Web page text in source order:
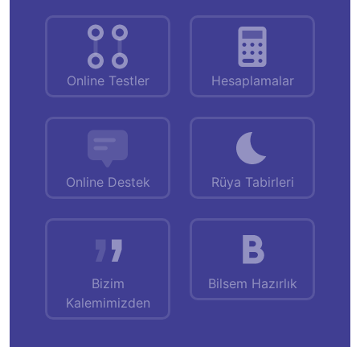
Online Testler Hesaplamalar
Online Destek Rüya Tabirleri
Bizim
Kalemimizden
Bilsem Hazırlık